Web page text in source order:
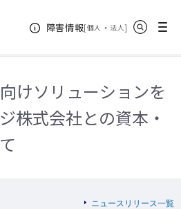
障害情報[個人 ・ 法人新規ウィンドウ
]
メニュー
供するイタンジ株式会社との資本・業務提
けソリューションを
株式会社との資本・
ニュースリリース一覧